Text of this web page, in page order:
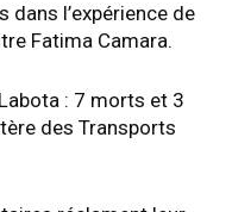
dans l’expérience de
Fatima Camara.
: 7 morts et 3
des Transports